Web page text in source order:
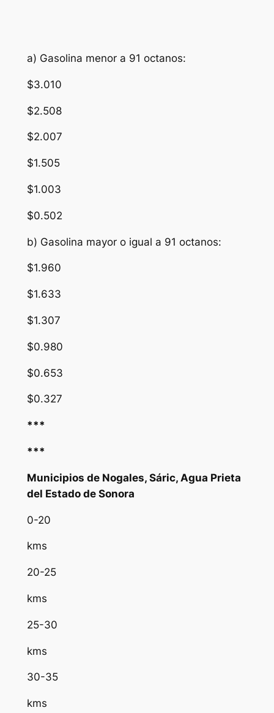
a) Gasolina menor a 91 octanos:
$3.010
$2.508
$2.007
$1.505
$1.003
$0.502
b) Gasolina mayor o igual a 91 octanos:
$1.960
$1.633
$1.307
$0.980
$0.653
$0.327
***
***
Municipios de Nogales, Sáric, Agua Prieta
del Estado de Sonora
0-20
kms
20-25
kms
25-30
kms
30-35
kms